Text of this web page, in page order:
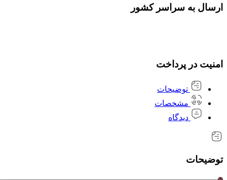
ارسال به سراسر کشور
امنیت در پرداخت
توضیحات
مشخصات
دیدگاه
توضیحات